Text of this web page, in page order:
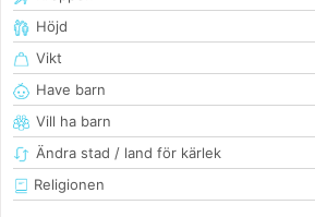
Höjd
Vikt
Have barn
Vill ha barn
Ändra stad / land för kärlek
Religionen